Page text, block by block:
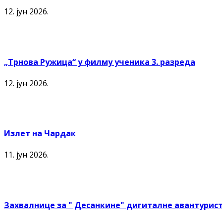
12. јун 2026.
„Трнова Ружица“ у филму ученика 3. разреда
12. јун 2026.
Излет на Чардак
11. јун 2026.
Захвалнице за " Десанкине" дигиталне